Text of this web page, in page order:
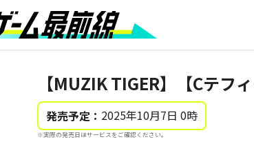
【MUZIK TIGER】【Cテフ
発売予定： 2025年10月7日 0時
※実際の発売日はサービスをご確認ください。